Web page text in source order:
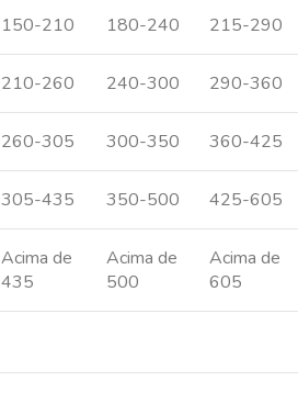
150-210 180-240 215-290
210-260 240-300 290-360
260-305 300-350 360-425
305-435 350-500 425-605
Acima de
435
Acima de
500
Acima de
605